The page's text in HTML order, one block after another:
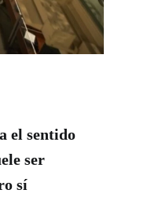
el sentido
ser
sí